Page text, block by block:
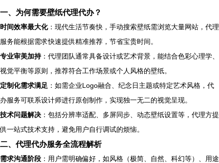
一、为何需要壁纸代理代办？
时间效率最大化：现代生活节奏快，手动搜索壁纸需浏览大量网站，代理
服务能根据需求快速提供精准推荐，节省宝贵时间。
专业审美加持：代理团队通常具备设计或艺术背景，能结合色彩心理学、
视觉平衡等原则，推荐符合工作场景或个人风格的壁纸。
定制化需求满足 ：如需企业Logo融合、纪念日主题或特定艺术风格，代
办服务可联系设计师进行原创制作，实现独一无二的视觉呈现。
技术问题解决 ：包括分辨率适配、多屏同步、动态壁纸设置等，代理方提
供一站式技术支持，避免用户自行调试的烦恼。
二、代理代办服务全流程解析
需求沟通阶段 ：用户需明确偏好，如风格（极简、自然、科幻等）、用途